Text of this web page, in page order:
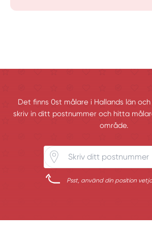
Det finns 0st målare i Hallands län
skriv in ditt postnummer och hitta
område.
Psst, använd din position